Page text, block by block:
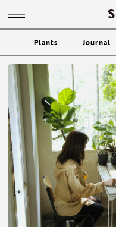
Plants Journal